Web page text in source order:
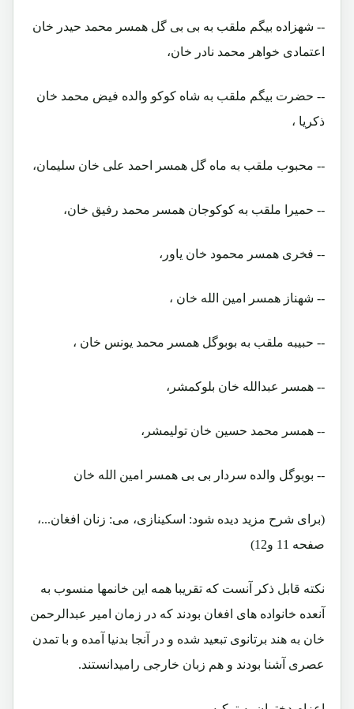
-- شهزاده بیگم ملقب به بی بی گل همسر محمد حیدر خان
اعتمادی خواهر محمد نادر خان،
-- حضرت بیگم ملقب به شاه کوکو والده فیض محمد خان
ذکریا ،
-- محبوب ملقب به ماه گل همسر احمد علی خان سلیمان،
-- حمیرا ملقب به کوکوجان همسر محمد رفیق خان،
-- فخری همسر محمود خان یاور،
-- شهناز همسر امین الله خان ،
-- حبیبه ملقب به بوبوگل همسر محمد یونس خان ،
-- همسر عبدالله خان بلوکمشر،
-- همسر محمد حسین خان تولیمشر،
-- بوبوگل والده سردار بی بی همسر امین الله خان
(برای شرح مزید دیده شود: اسکینازی، می: زنان افغان...،
صفحه 11 و12)
نکته قابل ذکر آنست که تقریبا همه این خانمها منسوب به
آنعده خانواده های افغان بودند که در زمان امیر عبدالرحمن
خان به هند برتانوی تبعید شده و در آنجا بدنیا آمده و با تمدن
عصری آشنا بودند و هم زبان خارجی رامیدانستند.